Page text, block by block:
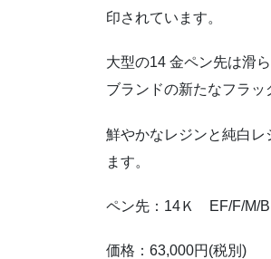
印されています。
大型の14 金ペン先は滑
ブランドの新たなフラッ
鮮やかなレジンと純白レ
ます。
ペン先：14Ｋ EF/F/M/B
価格：63,000円(税別)